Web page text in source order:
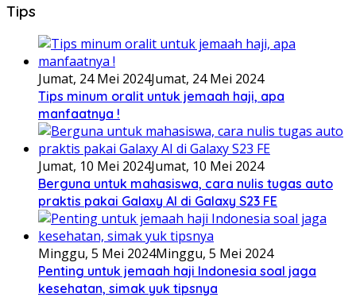
Tips
Jumat, 24 Mei 2024Jumat, 24 Mei 2024
Tips minum oralit untuk jemaah haji, apa
manfaatnya !
Jumat, 10 Mei 2024Jumat, 10 Mei 2024
Berguna untuk mahasiswa, cara nulis tugas auto
praktis pakai Galaxy AI di Galaxy S23 FE
Minggu, 5 Mei 2024Minggu, 5 Mei 2024
Penting untuk jemaah haji Indonesia soal jaga
kesehatan, simak yuk tipsnya